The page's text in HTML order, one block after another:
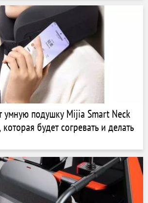
умную подушку Mijia Smart Neck
будет согревать и делать